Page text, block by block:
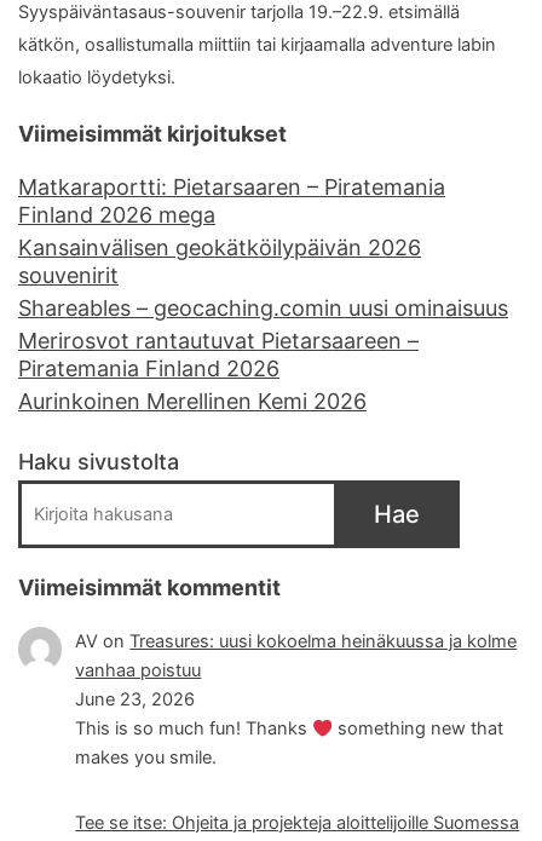
Syyspäiväntasaus-souvenir tarjolla 19.–22.9. etsimällä
kätkön, osallistumalla miittiin tai kirjaamalla adventure labin
lokaatio löydetyksi.
Viimeisimmät kirjoitukset
Matkaraportti: Pietarsaaren – Piratemania
Finland 2026 mega
Kansainvälisen geokätköilypäivän 2026
souvenirit
Shareables – geocaching.comin uusi ominaisuus
Merirosvot rantautuvat Pietarsaareen –
Piratemania Finland 2026
Aurinkoinen Merellinen Kemi 2026
Haku sivustolta
Hae
Viimeisimmät kommentit
AV onTreasures: uusi kokoelma heinäkuussa ja kolme
vanhaa poistuu
June 23, 2026
This is so much fun! Thanks
something new that
makes you smile.
Tee se itse: Ohjeita ja projekteja aloittelijoille Suomessa